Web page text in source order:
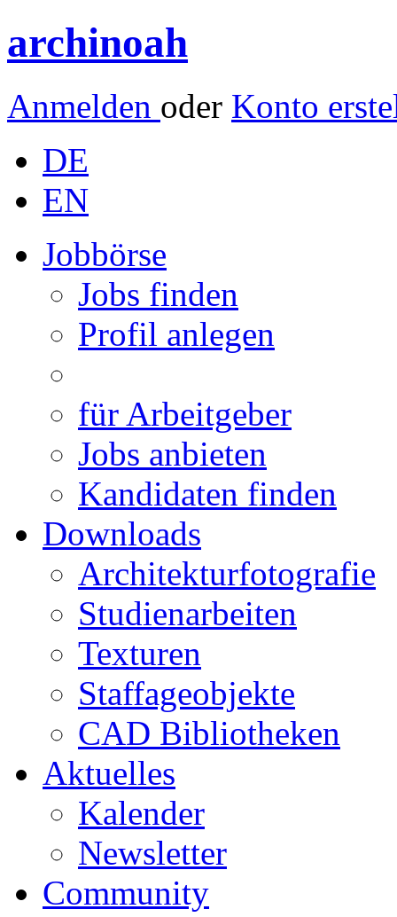
archinoah
Anmelden oder Konto
DE
EN
Jobbörse
Jobs finden
Profil anlegen
für Arbeitgeber
Jobs anbieten
Kandidaten finden
Downloads
Architekturfotografie
Studienarbeiten
Texturen
Staffageobjekte
CAD Bibliotheken
Aktuelles
Kalender
Newsletter
Community